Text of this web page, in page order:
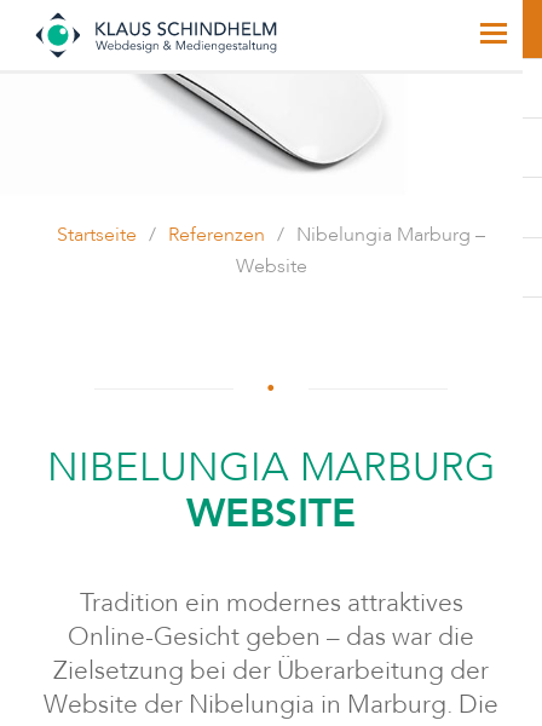
Startseite / Referenzen /
Nibelungia Marburg –
Website
NIBELUNGIA MARBURG
WEBSITE
Tradition ein modernes attraktives
Online-Gesicht geben – das war die
Zielsetzung bei der Überarbeitung der
Website der Nibelungia in Marburg. Die